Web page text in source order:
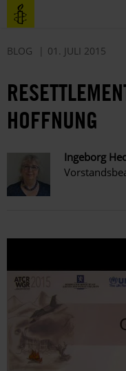
Direkt
zum
Benutzermenü
BLOG 01. JULI 2015
HOFFNUNG
Ingeborg